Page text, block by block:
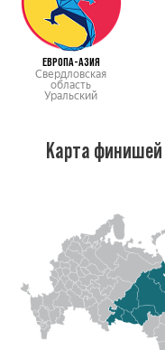
ЕВРОПА-АЗИЯ
Свердловская
область
Уральский
Карта